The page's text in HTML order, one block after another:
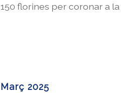
150 florines per coronar a
Març 2025